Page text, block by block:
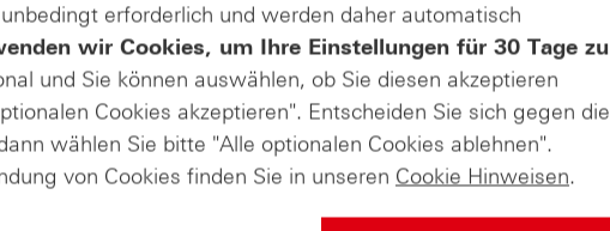
erforderlich und werden daher automatisch
wir Cookies, um Ihre Einstellungen für 30 Tage zu
und Sie können auswählen, ob Sie diesen akzeptieren
Cookies akzeptieren". Entscheiden Sie sich gegen die
wählen Sie bitte "Alle optionalen Cookies ablehnen".
von Cookies finden Sie in unseren Cookie Hinweisen.